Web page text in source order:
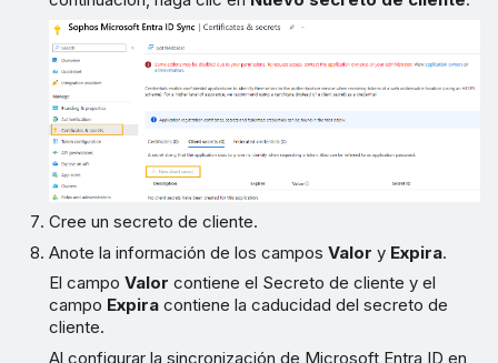
Cree un secreto de cliente.
Anote la información de los camposValor y Expira.
El campoValor contiene el Secreto de cliente y el
campo Expira contiene la caducidad del secreto de
cliente.
Al configurar la sincronización de Microsoft Entra ID en